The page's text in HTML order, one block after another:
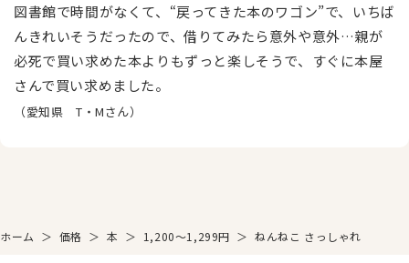
図書館で時間がなくて、“戻ってきた本のワゴン”で、いちば
んきれいそうだったので、借りてみたら意外や意外…親が
必死で買い求めた本よりもずっと楽しそうで、すぐに本屋
さんで買い求めました。
（愛知県 T・Mさん）
ホーム ＞ 価格 ＞ 本 ＞ 1,200～1,299円 ＞ ねんねこ さっしゃれ